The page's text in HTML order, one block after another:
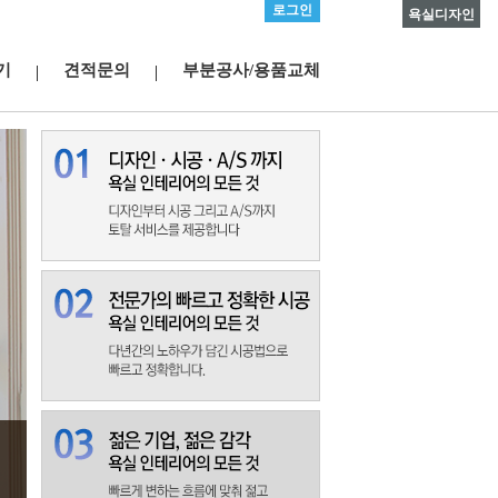
로그인
견적문의 부분공사/용품교체
욕실디자인